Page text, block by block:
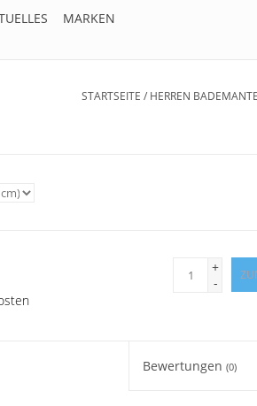
MARKEN
STARTSEITE / HERREN
+
-
Bewertungen(0)